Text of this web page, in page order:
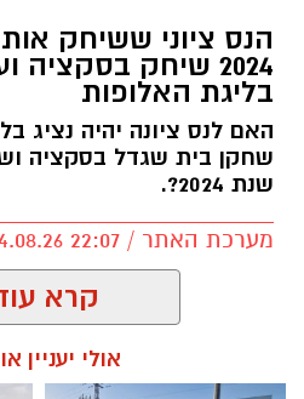
שיאים חדשים לסטודיו נדיר:
כבשו את הבמות המרכזיות
ואשדודאנס
לאחר שסיכמו עונה עמוסה
נבחרת להקות הייצוג של
המשיכה בגל ההצלחות
ענק במסגרת פסטיבלי
לצד שורת אמנים מהשורה
המסע של הרקדניות עבר
ופסטיבל אשדודאנס, שם עלו
וביצעו כוריאוגרפיות חדשות
הנס ציוני ששיחק
2024 שיחק בסקציה
בליגת האלופות
האם לנס ציונה יהיה נציג
שחקן בית שגדל בסקציה
שנת 2024?.
מערכת האתר / 22:07 04.08.26
קרא
אולי יעניין